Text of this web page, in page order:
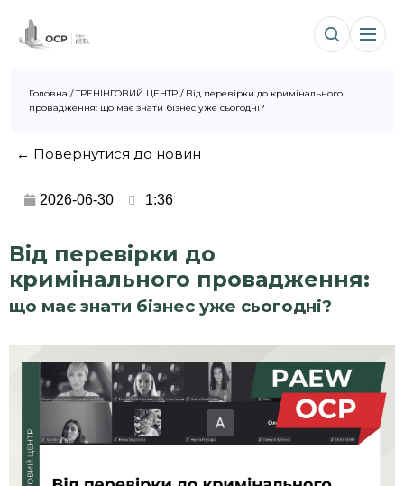
Головна /ТРЕНІНГОВИЙ ЦЕНТР / Від перевірки до кримінального
провадження: що має знати бізнес уже сьогодні?
← Повернутися до новин
2026-06-30 1:36
Від перевірки до
кримінального провадження:
що має знати бізнес уже сьогодні?